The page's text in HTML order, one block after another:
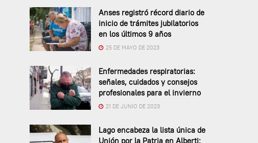
Anses registró récord diario de
inicio de trámites jubilatorios
en los últimos 9 años
25 DE MAYO DE 2023
Enfermedades respiratorias:
señales, cuidados y consejos
profesionales para el invierno
21 DE JUNIO DE 2023
Lago encabeza la lista única de
Unión por la Patria en Alberti: